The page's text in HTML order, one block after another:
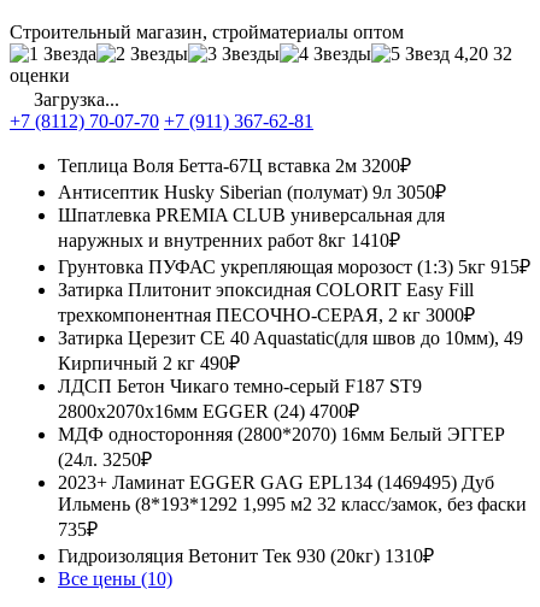
Строительный магазин, стройматериалы оптом
4,20 32
оценки
Загрузка...
+7 (8112) 70-07-70 +7 (911) 367-62-81
Теплица Воля Бетта-67Ц вставка 2м 3200₽
Антисептик Husky Siberian (полумат) 9л 3050₽
Шпатлевка PREMIA CLUB универсальная для
наружных и внутренних работ 8кг 1410₽
Грунтовка ПУФАС укрепляющая морозост (1:3) 5кг 915₽
Затирка Плитонит эпоксидная COLORIT Easy Fill
трехкомпонентная ПЕСОЧНО-СЕРАЯ, 2 кг 3000₽
Затирка Церезит CE 40 Aquastatic(для швов до 10мм), 49
Кирпичный 2 кг 490₽
ЛДСП Бетон Чикаго темно-серый F187 ST9
2800x2070x16мм EGGER (24) 4700₽
МДФ односторонняя (2800*2070) 16мм Белый ЭГГЕР
(24л. 3250₽
2023+ Ламинат EGGER GAG EPL134 (1469495) Дуб
Ильмень (8*193*1292 1,995 м2 32 класс/замок, без фаски
735₽
Гидроизоляция Ветонит Тек 930 (20кг) 1310₽
Все цены (10)